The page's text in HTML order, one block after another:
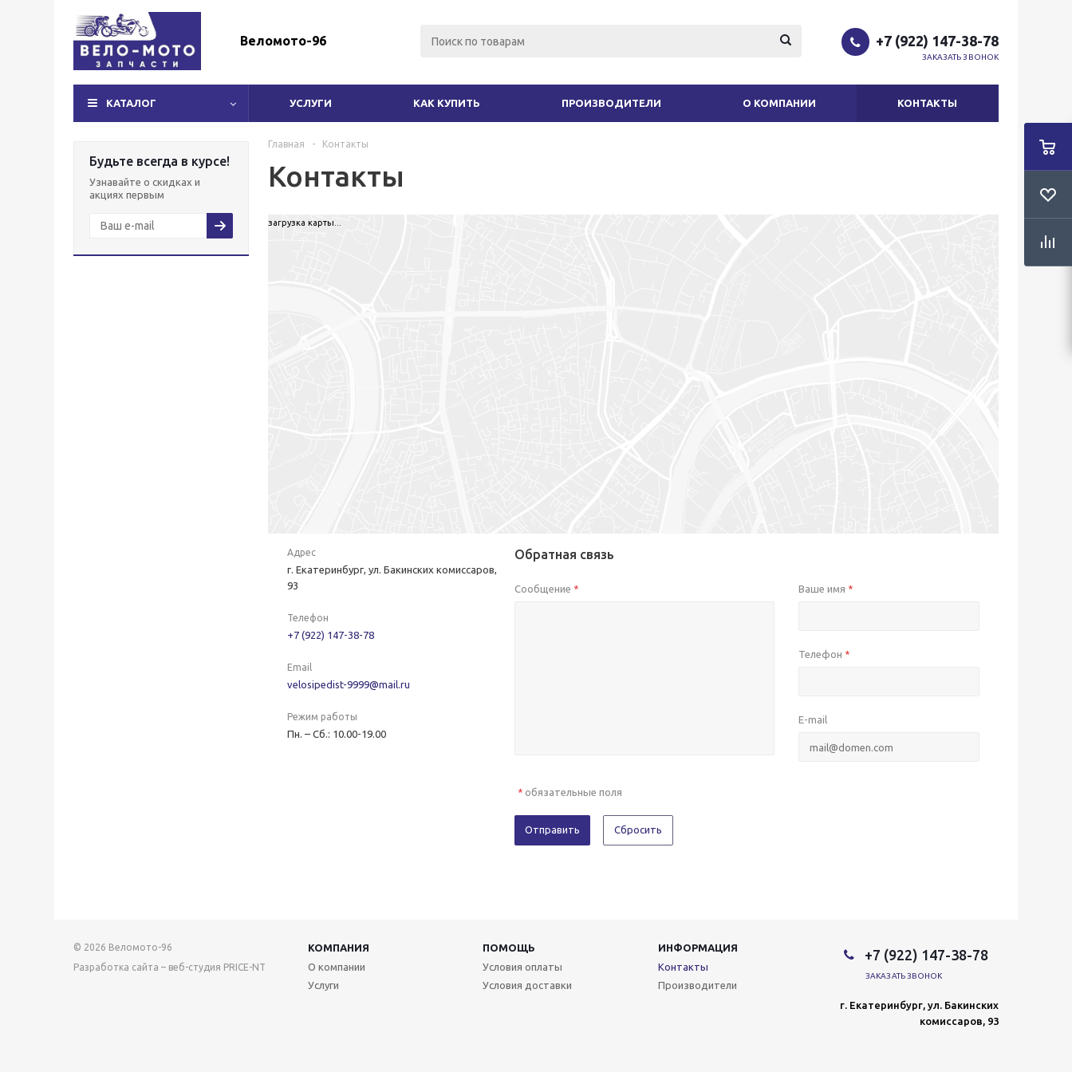
Веломото-96 +7 (922) 147-38-78
ЗАКАЗАТЬ ЗВОНОК
КАТАЛОГ УСЛУГИ КАК КУПИТЬ ПРОИЗВОДИТЕЛИ О КОМПАНИИ КОНТАКТЫ
Будьте всегда в курсе!
Узнавайте о скидках и
акциях первым
Главная - Контакты
Контакты
загрузка карты...
Адрес
г. Екатеринбург, ул. Бакинских комиссаров,
93
Телефон
+7 (922) 147-38-78
Email
velosipedist-9999@mail.ru
Режим работы
Пн. – Сб.: 10.00-19.00
Обратная связь
Сообщение * Ваше имя *
Телефон *
E-mail
* обязательные поля
Отправить Сбросить
© 2026 Веломото-96
Разработка сайта – веб-студия PRICE-NT
КОМПАНИЯ ПОМОЩЬ
ИНФОРМАЦИЯ
О компании
Услуги
Условия оплаты
Условия доставки
Контакты
Производители
+7 (922) 147-38-78
ЗАКАЗАТЬ ЗВОНОК
г. Екатеринбург, ул. Бакинских
комиссаров, 93